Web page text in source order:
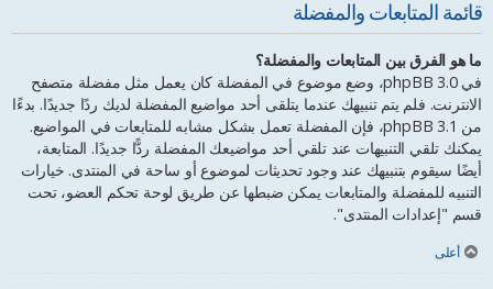
قائمة المتابعات والمفضلة
ما هو الفرق بين المتابعات والمفضلة؟
في phpBB 3.0، وضع موضوع في المفضلة كان يعمل مثل مفضلة متصفح
الانترنت. فلم يتم تنبيهك عندما يتلقى أحد مواضيع المفضلة لديك ردًا جديدًا. بدءًا
من phpBB 3.1، فإن المفضلة تعمل بشكل مشابه للمتابعات في المواضيع.
يمكنك تلقي التنبيهات عند تلقي أحد مواضيعك المفضلة ردًّا جديدًا. المتابعة،
أيضًا سيقوم بتنبيهك عند وجود تحديثات لموضوع أو ساحة في المنتدى. خيارات
التنبيه للمفضلة والمتابعات يمكن ضبطها عن طريق لوحة تحكم العضو، تحت
قسم "إعدادات المنتدى".
أعلى